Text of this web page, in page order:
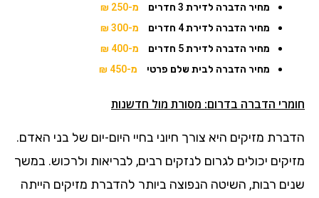
מחיר הדברה לדירת 3 חדרים
מ-250 ₪
מחיר הדברה לדירת 4 חדרים
מ-300 ₪
מחיר הדברה לדירת 5 חדרים
מ-400 ₪
מחיר הדברה לבית שלם פרטי
מ-450 ₪
חומרי הדברה בדרום: מסורת מול חדשנות
הדברת מזיקים היא צורך חיוני בחיי היום-יום של בני האדם.
מזיקים יכולים לגרום לנזקים רבים, לבריאות ולרכוש. במשך
שנים רבות, השיטה הנפוצה ביותר להדברת מזיקים הייתה